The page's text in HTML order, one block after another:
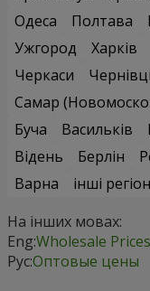
Одеса
Полтава
Ужгород
Харків
Черкаси
Чернівці
Самар
Буча
Васильків
Відень
Берлін
Варна
інші
На інших мовах:
Eng:Wholesale Prices
Рус:Оптовые цены